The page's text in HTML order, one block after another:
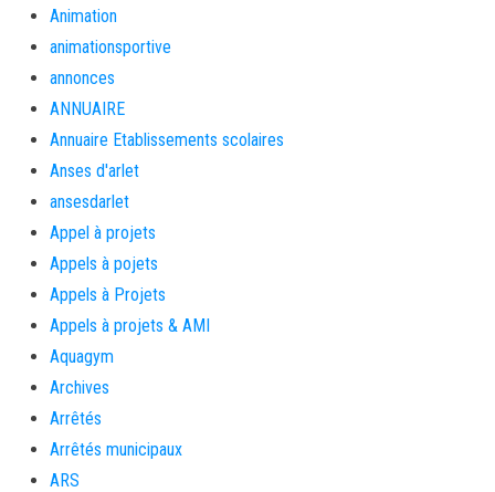
Animation
animationsportive
annonces
ANNUAIRE
Annuaire Etablissements scolaires
Anses d'arlet
ansesdarlet
Appel à projets
Appels à pojets
Appels à Projets
Appels à projets & AMI
Aquagym
Archives
Arrêtés
Arrêtés municipaux
ARS